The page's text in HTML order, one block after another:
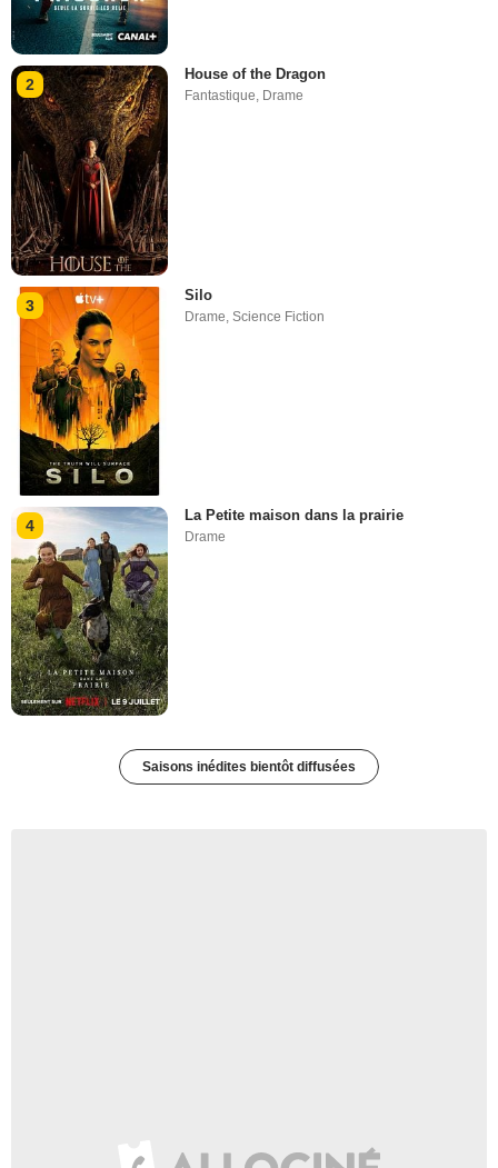
2
House of the Dragon
Fantastique, Drame
3
Silo
Drame ,Science Fiction
4
La Petite maison dans la prairie
Drame
Saisons inédites bientôt diffusées